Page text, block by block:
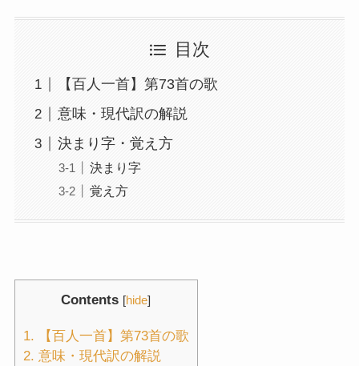
目次
【百人一首】第73首の歌
意味・現代訳の解説
決まり字・覚え方
決まり字
覚え方
Contents [hide]
1. 【百人一首】第73首の歌
2. 意味・現代訳の解説